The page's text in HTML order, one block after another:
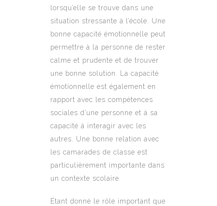
lorsqu’elle se trouve dans une
situation stressante à l’école. Une
bonne capacité émotionnelle peut
permettre à la personne de rester
calme et prudente et de trouver
une bonne solution. La capacité
émotionnelle est également en
rapport avec les compétences
sociales d’une personne et à sa
capacité à interagir avec les
autres. Une bonne relation avec
les camarades de classe est
particulièrement importante dans
un contexte scolaire.
Étant donné le rôle important que